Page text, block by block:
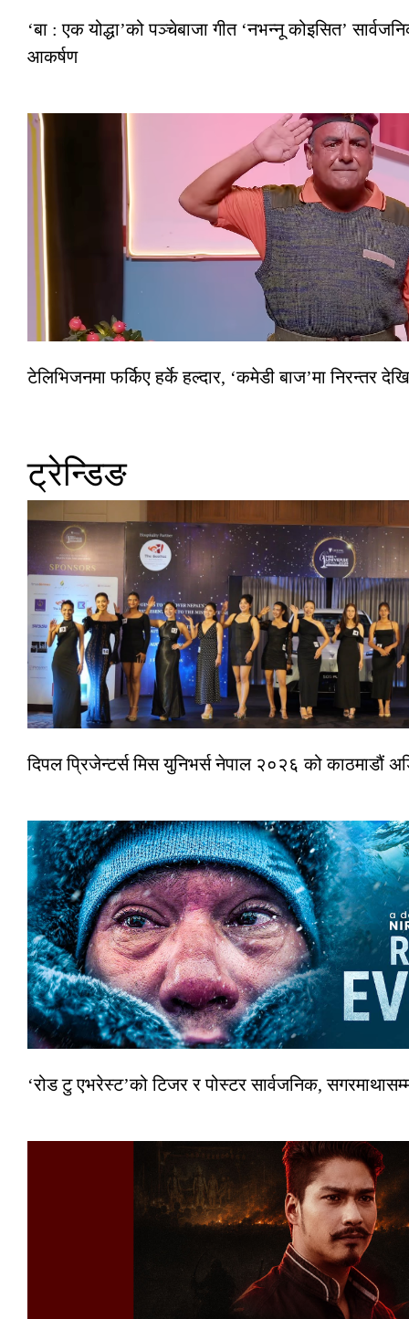
‘बा : एक योद्धा’को पञ्चेबाजा गीत ‘नभन्नू कोइसित’
आकर्षण
टेलिभिजनमा फर्किए हर्के हल्दार, ‘कमेडी बाज’मा निरन्तर
ट्रेन्डिङ
दिपल प्रिजेन्टर्स मिस युनिभर्स नेपाल २०२६ को काठमाडौं
‘रोड टु एभरेस्ट’को टिजर र पोस्टर सार्वजनिक,